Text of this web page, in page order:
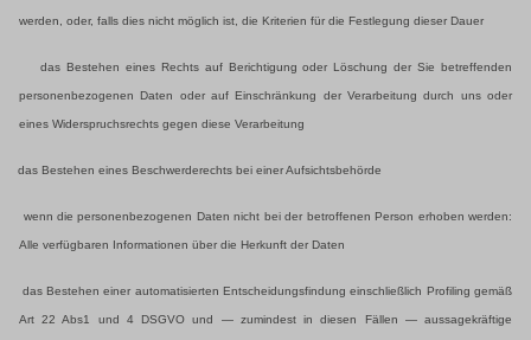
werden, oder, falls dies nicht möglich ist, die Kriterien für die Festlegung dieser Dauer
das Bestehen eines Rechts auf Berichtigung oder Löschung der Sie betreffenden
personenbezogenen Daten oder auf Einschränkung der Verarbeitung durch uns oder
eines Widerspruchsrechts gegen diese Verarbeitung
das Bestehen eines Beschwerderechts bei einer Aufsichtsbehörde
wenn die personenbezogenen Daten nicht bei der betroffenen Person erhoben werden:
Alle verfügbaren Informationen über die Herkunft der Daten
das Bestehen einer automatisierten Entscheidungsfindung einschließlich Profiling gemäß
Art 22 Abs1 und 4 DSGVO und — zumindest in diesen Fällen — aussagekräftige